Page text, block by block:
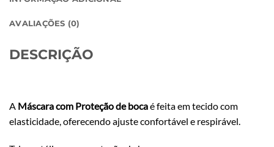
AVALIAÇÕES (0)
DESCRIÇÃO
A Máscara com Proteção de bocaé feita em tecido com
elasticidade, oferecendo ajuste confortável e respirável.